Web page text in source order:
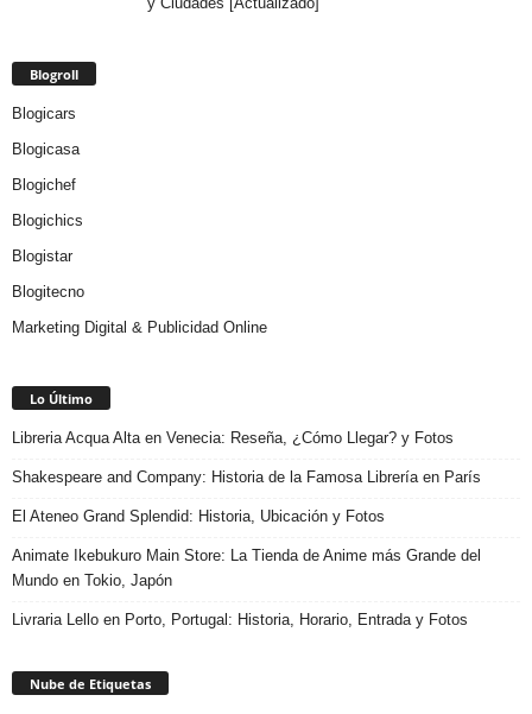
Blogroll
Blogicars
Blogicasa
Blogichef
Blogichics
Blogistar
Blogitecno
Marketing Digital & Publicidad Online
Lo Último
Libreria Acqua Alta en Venecia: Reseña, ¿Cómo Llegar? y Fotos
Shakespeare and Company: Historia de la Famosa Librería en París
El Ateneo Grand Splendid: Historia, Ubicación y Fotos
Animate Ikebukuro Main Store: La Tienda de Anime más Grande del
Mundo en Tokio, Japón
Livraria Lello en Porto, Portugal: Historia, Horario, Entrada y Fotos
Nube de Etiquetas